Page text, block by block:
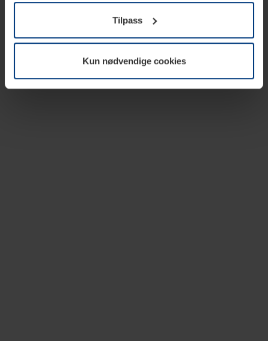
trenger vi din tillatelse. Du kan når som helst endre eller
tilbakekalle ditt samtykke i forklaringen av
informasjonskapselen på sidenPersonvernerklæringpå
Tilpass
Kun nødvendige cookies